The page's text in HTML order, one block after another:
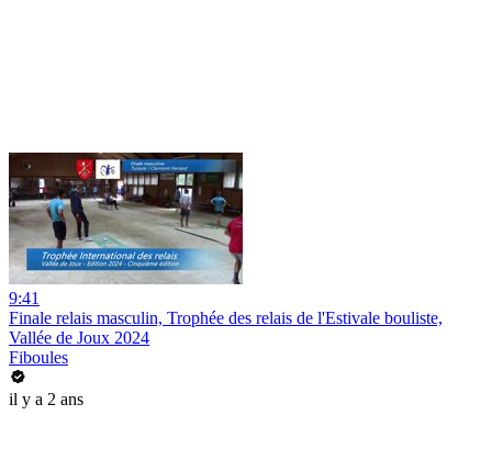
9:41
Finale relais masculin, Trophée des relais de l'Estivale bouliste,
Vallée de Joux 2024
Fiboules
il y a 2 ans